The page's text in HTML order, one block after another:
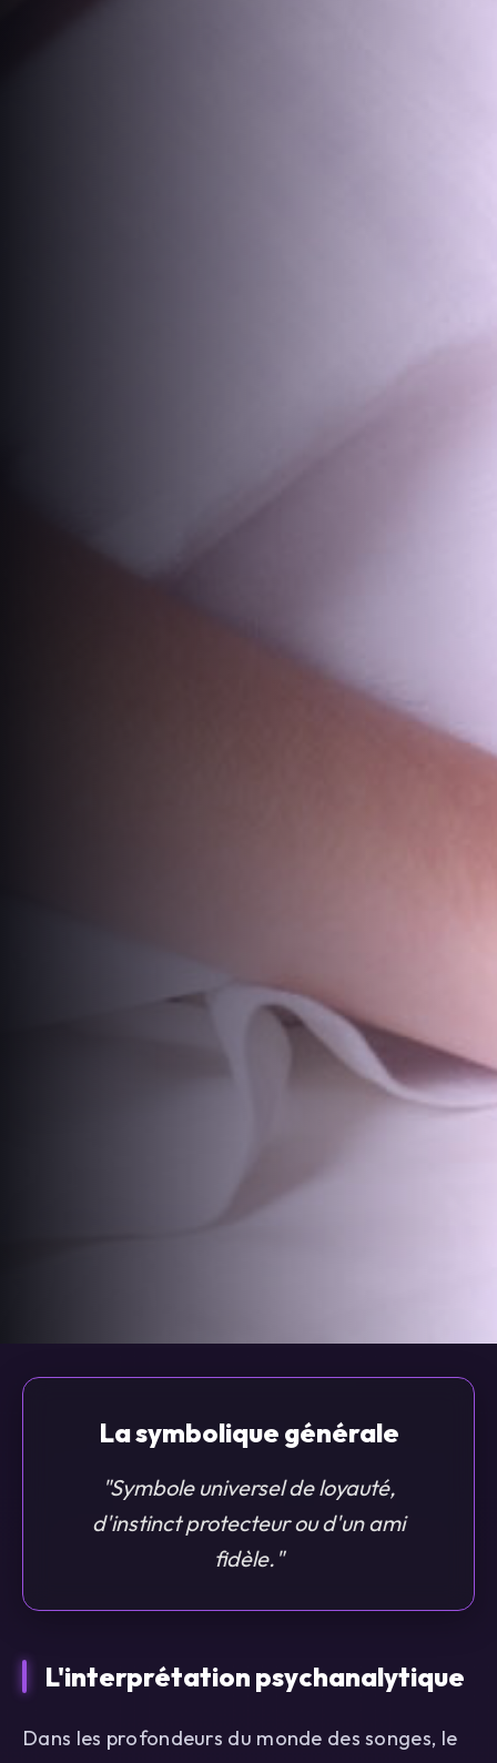
La symbolique générale
"Symbole universel de loyauté,
d'instinct protecteur ou d'un ami
fidèle."
L'interprétation psychanalytique
Dans les profondeurs du monde des songes, le